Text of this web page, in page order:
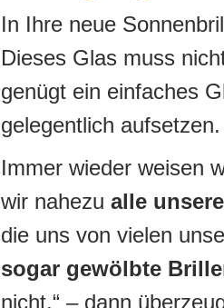
In Ihre neue
Dieses Glas muss
genügt ein einfaches
gelegentlich aufsetzen.
Immer wieder weisen
wir nahezu alle
die uns von vielen
sogar gewölbte
nicht.“ – dann